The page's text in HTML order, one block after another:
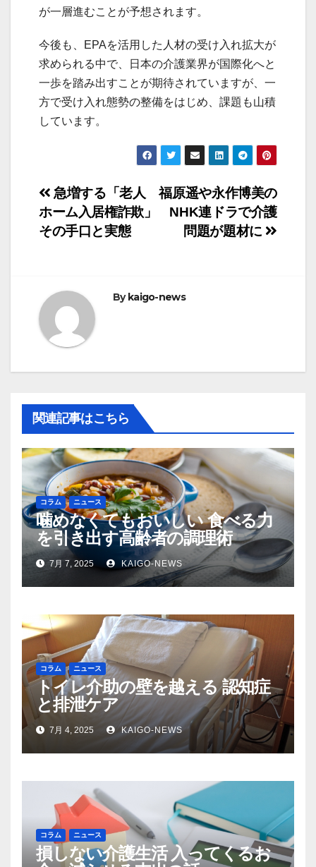
が一層進むことが予想されます。
今後も、EPAを活用した人材の受け入れ拡大が
求められる中で、日本の介護業界が国際化へと
一歩を踏み出すことが期待されていますが、一
方で受け入れ態勢の整備をはじめ、課題も山積
しています。
投
稿
ビ
ゲ
ー
シ
ョ
ン
福原遥や永作博美の
NHK連ドラで介護
問題が題材に
急増する「老人
ホーム入居権詐欺」
その手口と実態
Bykaigo-news
関連記事はこちら
コラム ニュース
噛めなくてもおいしい 食べる力
を引き出す高齢者の調理術
7月 7, 2025 KAIGO-NEWS
コラム ニュース
トイレ介助の壁を越える 認知症
と排泄ケア
7月 4, 2025 KAIGO-NEWS
コラム ニュース
損しない介護生活 入ってくるお